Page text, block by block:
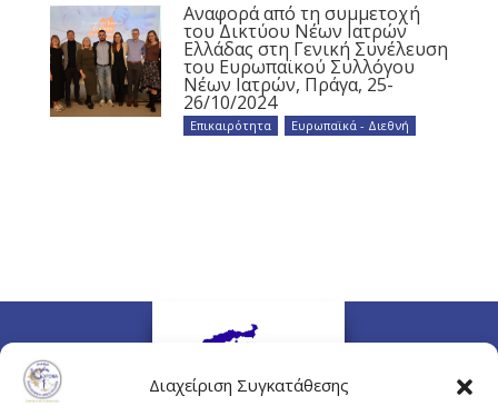
Διαχείριση Συγκατάθεσης
Αναφορά από τη συμμετοχή
του Δικτύου Νέων Ιατρών
Ελλάδας στη Γενική Συνέλευση
του Ευρωπαϊκού Συλλόγου
Νέων Ιατρών, Πράγα, 25-
26/10/2024
Επικαιρότητα Ευρωπαϊκά - Διεθνή